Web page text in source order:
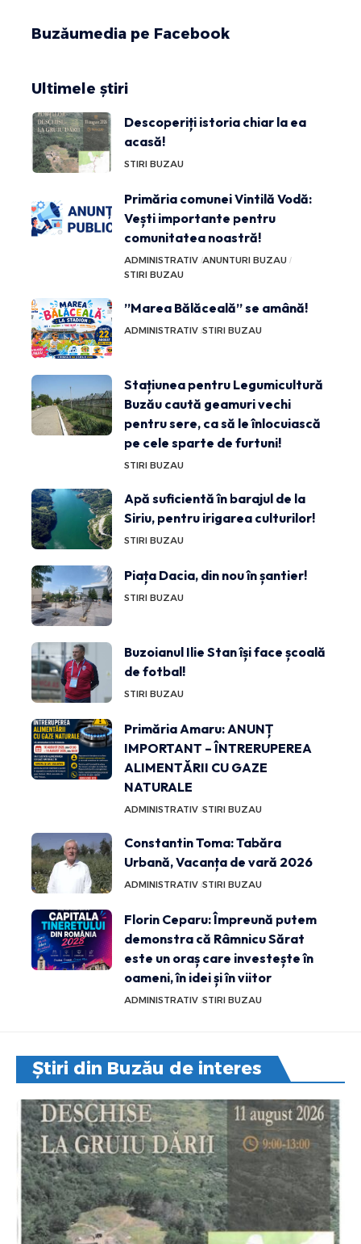
Buzăumedia pe Facebook
Ultimele știri
Descoperiți istoria chiar la ea
acasă!
STIRI BUZAU
Primăria comunei Vintilă Vodă:
Vești importante pentru
comunitatea noastră!
ADMINISTRATIV ANUNTURI BUZAU
STIRI BUZAU
”Marea Bălăceală” se amână!
ADMINISTRATIV STIRI BUZAU
Stațiunea pentru Legumicultură
Buzău caută geamuri vechi
pentru sere, ca să le înlocuiască
pe cele sparte de furtuni!
STIRI BUZAU
Apă suficientă în barajul de la
Siriu, pentru irigarea culturilor!
STIRI BUZAU
Piața Dacia, din nou în șantier!
STIRI BUZAU
Buzoianul Ilie Stan își face școală
de fotbal!
STIRI BUZAU
Primăria Amaru: ANUNȚ
IMPORTANT – ÎNTRERUPEREA
ALIMENTĂRII CU GAZE
NATURALE
ADMINISTRATIV STIRI BUZAU
Constantin Toma: Tabăra
Urbană, Vacanța de vară 2026
ADMINISTRATIV STIRI BUZAU
Florin Ceparu: Împreună putem
demonstra că Râmnicu Sărat
este un oraș care investește în
oameni, în idei și în viitor
ADMINISTRATIV STIRI BUZAU
Știri din Buzău de interes